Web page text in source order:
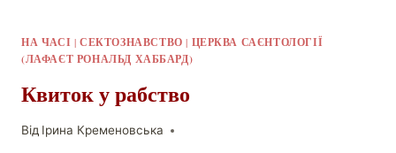
НА ЧАСІ | СЕКТОЗНАВСТВО | ЦЕРКВА САЄНТОЛОГІЇ
(ЛАФАЄТ РОНАЛЬД ХАББАРД)
Квиток у рабство
Від Ірина Кременовська